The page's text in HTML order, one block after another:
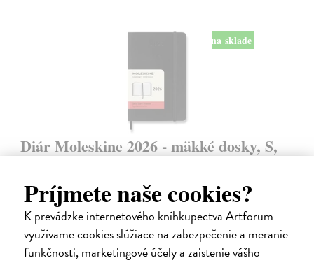
Príjmete naše cookies?
K prevádzke internetového kníhkupectva Artforum
využívame cookies slúžiace na zabezpečenie a meranie
funkčnosti, marketingové účely a zaistenie vášho
na sklade
Diár Moleskine 2026 - mäkké dosky, S,
denný, čierny
Denný diár vreckové veľkosti na rok 2026. Na každý deň stránka pre
poznámky a schôdzky.
Na sklade
24,50 €